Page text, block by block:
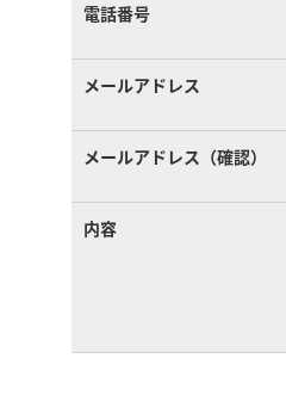
電話番号
メールアドレス
メールアドレス（確認）
内容